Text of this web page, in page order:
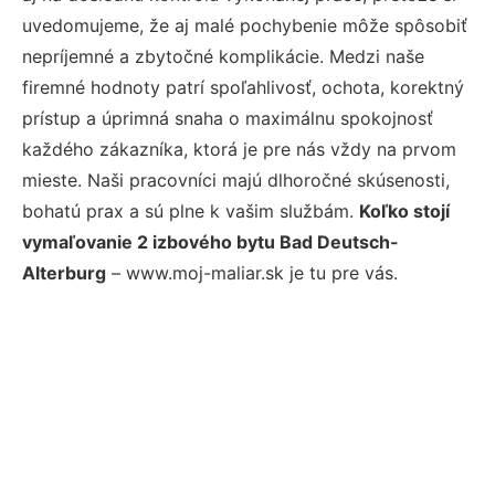
uvedomujeme, že aj malé pochybenie môže spôsobiť
nepríjemné a zbytočné komplikácie. Medzi naše
firemné hodnoty patrí spoľahlivosť, ochota, korektný
prístup a úprimná snaha o maximálnu spokojnosť
každého zákazníka, ktorá je pre nás vždy na prvom
mieste. Naši pracovníci majú dlhoročné skúsenosti,
bohatú prax a sú plne k vašim službám. Koľko stojí
vymaľovanie 2 izbového bytu Bad Deutsch-
Alterburg – www.moj-maliar.sk je tu pre vás.